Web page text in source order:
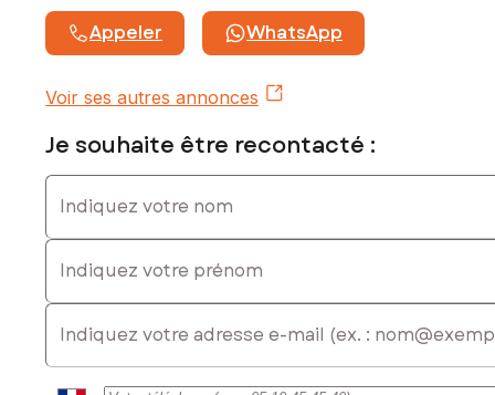
Appeler WhatsApp
Voir ses autres annonces
Je souhaite être recontacté :
Indiquez votre nom
Indiquez votre prénom
E-mail